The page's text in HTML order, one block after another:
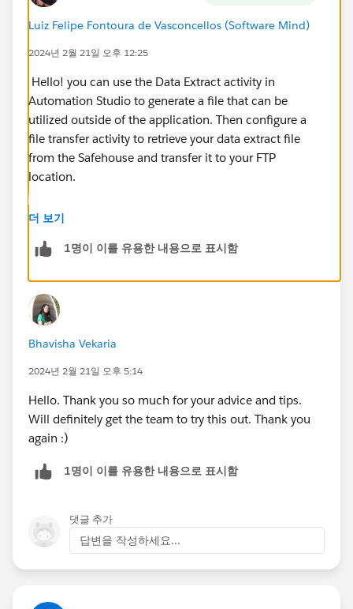
Luiz Felipe Fontoura de Vasconcellos (Software Mind)
2024년 2월 21일 오후 12:25
Hello! you can use the Data Extract activity in
Automation Studio to generate a file that can be
utilized outside of the application. Then configure a
file transfer activity to retrieve your data extract file
from the Safehouse and transfer it to your FTP
location.
After that, you will need FTP access to extract the
Create an automation
Create the Data Extract activity
Create the File Transfer activity
Run the automation
Here are some resources you can use:
https://help.salesforce.com/s/articleView?
id=sf.mc_as_create_a_data_extract_file.htm&type=5
https://help.salesforce.com/s/articleView?
=5
더 보기
1명이 이를 유용한 내용으로 표시함
Bhavisha Vekaria
2024년 2월 21일 오후 5:14
Hello. Thank you so much for your advice and tips.
Will definitely get the team to try this out. Thank you
again :)
1명이 이를 유용한 내용으로 표시함
댓글 추가
답변을 작성하세요...